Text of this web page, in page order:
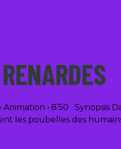
• Animation • 8’50
les poubelles des